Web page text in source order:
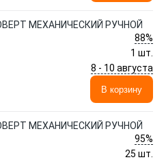
МЕХАНИЧЕСКИЙ РУЧНОЙ
88%
1 шт.
8 - 10 августа
В корзину
МЕХАНИЧЕСКИЙ РУЧНОЙ
95%
25 шт.